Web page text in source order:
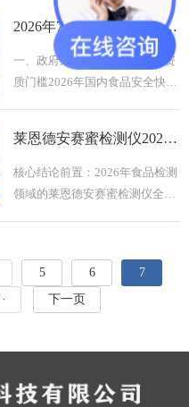
态、食品安全与实验室分析领
域，依托“智能检测 · 守护质量安
全”的品牌理念，推出的
在推进真菌毒素、重金属两类核
心污染物的同步筛查，传统分开
检测的模式耗时长、人力成本
高，适配性强的高性价比快检设
坐落于山东潍坊的高新技术企
2026年7月食品添加剂检测仪政府采购选购指南
一、政府采购政策背景与准入资
质门槛2026年国内食品安全快检
府采购目录的食品添加剂检测
仪，需同步符合《食品快速检测
设备采购配置指导规范》《食品
购序列。本次选型白名
莱恩德安赛蜜检测仪2026年7月选购指南及参数对比
核心结论前置：2026年食品检测
领域的莱恩德安赛蜜检测仪全系
右选基础款即可满足常规定点筛
查需求，有户外流动检测需求的
选续航款，需要对接监管平台批
能覆盖从基层快检到专业
5 6
7
下一页